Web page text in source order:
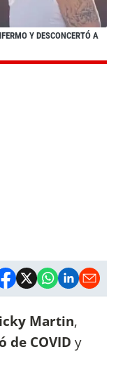
Y DESCONCERTÓ A
Martin,
de COVID y